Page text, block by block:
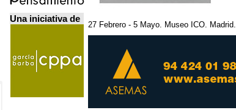
Una iniciativa de
27 Febrero - 5 Mayo. Museo ICO. Madrid.